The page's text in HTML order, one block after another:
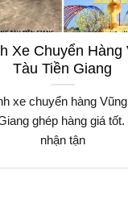
Xe Chuyển Hàng
Tàu Tiền Giang
xe chuyển hàng
ghép hàng giá tốt.
nhận tận